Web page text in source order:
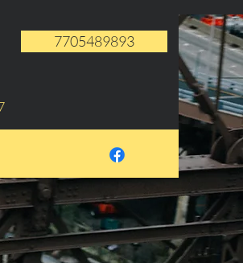
7705489893